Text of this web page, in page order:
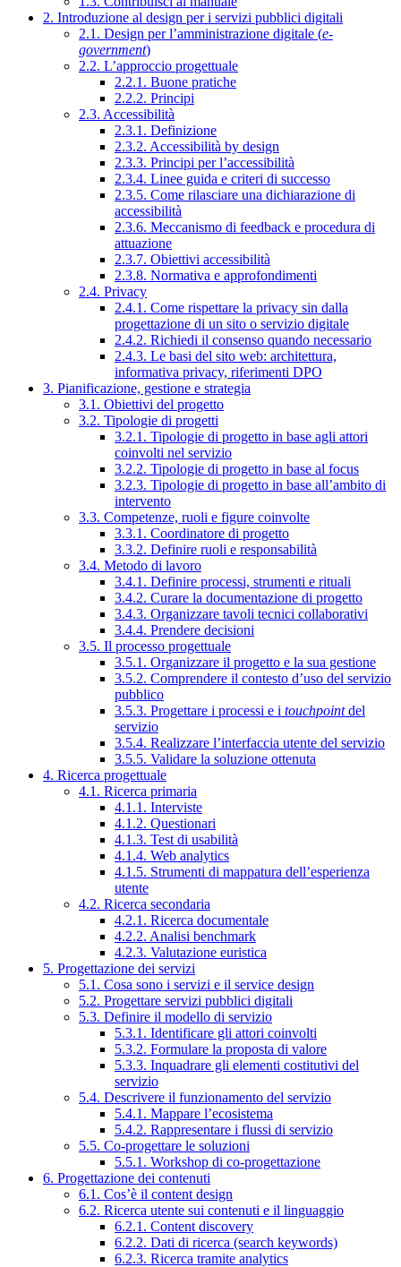
2. Introduzione al design per i servizi pubblici digitali
2.1. Design per l’amministrazione digitale (e-
government)
2.2. L’approccio progettuale
2.2.1. Buone pratiche
2.2.2. Principi
2.3. Accessibilità
2.3.1. Definizione
2.3.2. Accessibilità by design
2.3.3. Principi per l’accessibilità
2.3.4. Linee guida e criteri di successo
2.3.5. Come rilasciare una dichiarazione di
accessibilità
2.3.6. Meccanismo di feedback e procedura di
attuazione
2.3.7. Obiettivi accessibilità
2.3.8. Normativa e approfondimenti
2.4. Privacy
2.4.1. Come rispettare la privacy sin dalla
progettazione di un sito o servizio digitale
2.4.2. Richiedi il consenso quando necessario
2.4.3. Le basi del sito web: architettura,
informativa privacy, riferimenti DPO
3. Pianificazione, gestione e strategia
3.1. Obiettivi del progetto
3.2. Tipologie di progetti
3.2.1. Tipologie di progetto in base agli attori
coinvolti nel servizio
3.2.2. Tipologie di progetto in base al focus
3.2.3. Tipologie di progetto in base all’ambito di
intervento
3.3. Competenze, ruoli e figure coinvolte
3.3.1. Coordinatore di progetto
3.3.2. Definire ruoli e responsabilità
3.4. Metodo di lavoro
3.4.1. Definire processi, strumenti e rituali
3.4.2. Curare la documentazione di progetto
3.4.3. Organizzare tavoli tecnici collaborativi
3.4.4. Prendere decisioni
3.5. Il processo progettuale
3.5.1. Organizzare il progetto e la sua gestione
3.5.2. Comprendere il contesto d’uso del servizio
pubblico
3.5.3. Progettare i processi e i touchpointdel
servizio
3.5.4. Realizzare l’interfaccia utente del servizio
3.5.5. Validare la soluzione ottenuta
4. Ricerca progettuale
4.1. Ricerca primaria
4.1.1. Interviste
4.1.2. Questionari
4.1.3. Test di usabilità
4.1.4. Web analytics
4.1.5. Strumenti di mappatura dell’esperienza
utente
4.2. Ricerca secondaria
4.2.1. Ricerca documentale
4.2.2. Analisi benchmark
4.2.3. Valutazione euristica
5. Progettazione dei servizi
5.1. Cosa sono i servizi e il service design
5.2. Progettare servizi pubblici digitali
5.3. Definire il modello di servizio
5.3.1. Identificare gli attori coinvolti
5.3.2. Formulare la proposta di valore
5.3.3. Inquadrare gli elementi costitutivi del
servizio
5.4. Descrivere il funzionamento del servizio
5.4.1. Mappare l’ecosistema
5.4.2. Rappresentare i flussi di servizio
5.5. Co-progettare le soluzioni
5.5.1. Workshop di co-progettazione
6. Progettazione dei contenuti
6.1. Cos’è il content design
6.2. Ricerca utente sui contenuti e il linguaggio
6.2.1. Content discovery
6.2.2. Dati di ricerca (search keywords)
6.2.3. Ricerca tramite analytics